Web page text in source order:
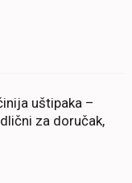
uštipaka –
za doručak,